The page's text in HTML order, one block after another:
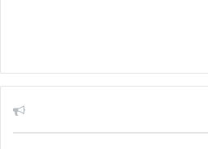
من الأنترنت وحفظها على